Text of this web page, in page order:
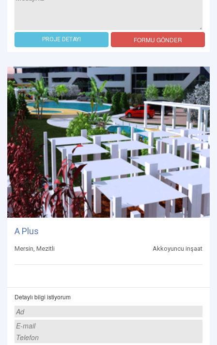
PROJE DETAYI FORMU GÖNDER
A Plus
Mersin, Mezitli Akkoyuncu inşaat
Detaylı bilgi istiyorum